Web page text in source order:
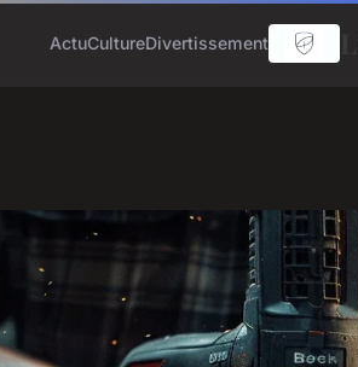
ActuCultureDivertissement